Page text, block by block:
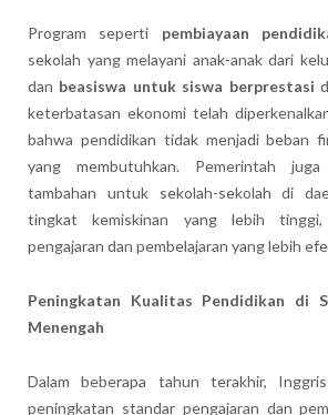
Program seperti pembiayaan
sekolah yang melayani anak-anak dari
dan beasiswa untuk siswa berprestasi
keterbatasan ekonomi telah
bahwa pendidikan tidak menjadi beban
yang membutuhkan. Pemerintah juga
tambahan untuk sekolah-sekolah di
tingkat kemiskinan yang lebih
pengajaran dan pembelajaran yang lebih
Peningkatan Kualitas Pendidikan di
Menengah
Dalam beberapa tahun terakhir,
peningkatan standar pengajaran dan